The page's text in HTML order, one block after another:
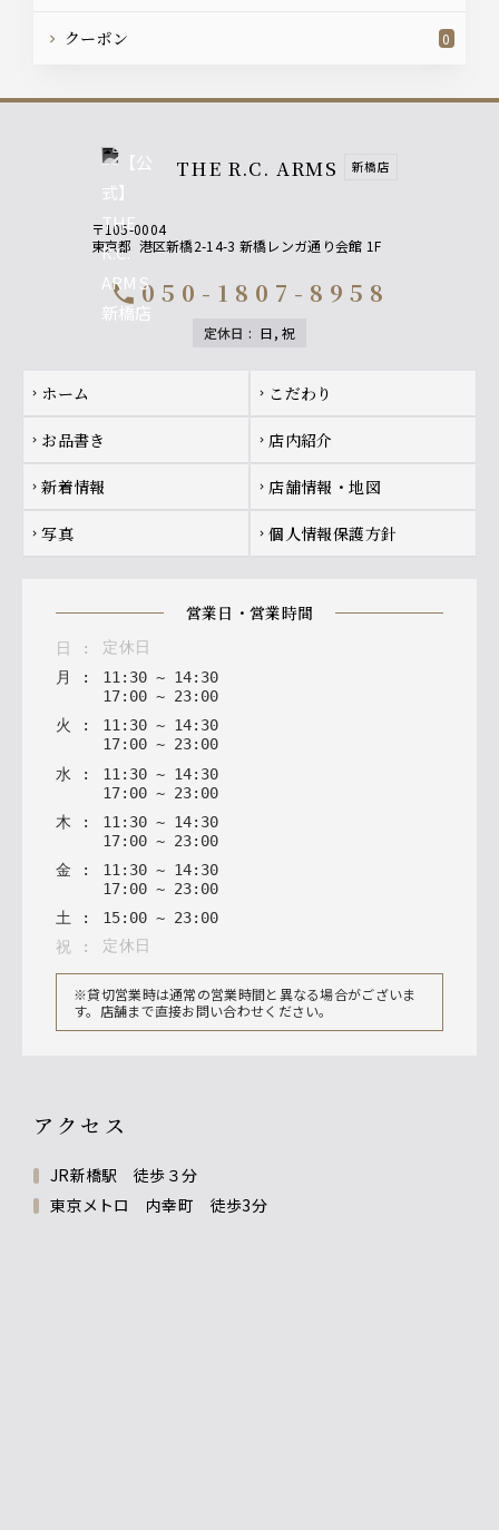
クーポン 0
THE R.C. ARMS 新橋店
〒105-0004
東京都 港区新橋2-14-3 新橋レンガ通り会館 1F
call 050-1807-8958
定休日 : 日, 祝
Footer navigation
chevron_right ホーム chevron_right こだわり
chevron_right お品書き chevron_right 店内紹介
chevron_right 新着情報 chevron_right 店舗情報・地図
chevron_right 写真 chevron_right 個人情報保護方針
営業日・営業時間
日 :
定休日
月
: 11: 30 ~ 14: 30
17: 00 ~ 23: 00
火
: 11: 30 ~ 14: 30
17: 00 ~ 23: 00
水 : 11 : 30 ~ 14: 30
17: 00 ~ 23: 00
木 : 11 : 30 ~ 14: 30
17: 00 ~ 23: 00
金 : 11 : 30 ~ 14: 30
17: 00 ~ 23: 00
土 : 15: 00 ~ 23: 00
祝 : 定休日
※貸切営業時は通常の営業時間と異なる場合がございま
す。店舗まで直接お問い合わせください。
アクセス
JR新橋駅 徒歩３分
東京メトロ 内幸町 徒歩3分